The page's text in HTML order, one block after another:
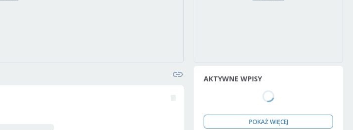
AKTYWNE WPISY
POKAŻ WIĘCEJ